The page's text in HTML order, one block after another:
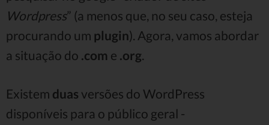
Wordpress” (a menos que, no seu caso, esteja
procurando um plugin). Agora, vamos abordar
a situação do .com e .org.
Existem duas versões do WordPress
disponíveis para o público geral -